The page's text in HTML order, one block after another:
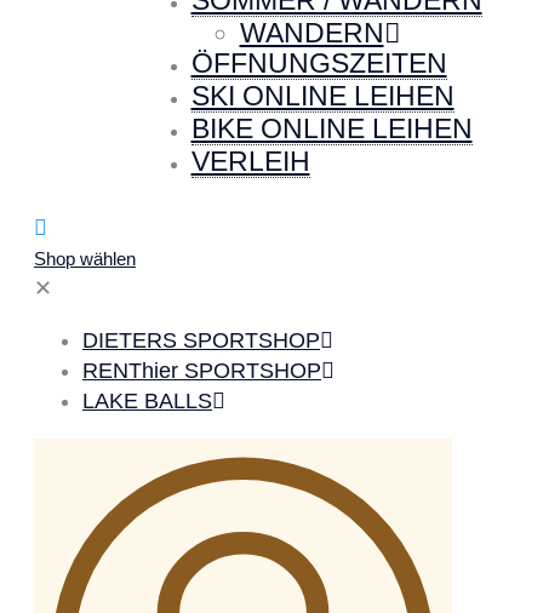
WANDERN
ÖFFNUNGSZEITEN
SKI ONLINE LEIHEN
BIKE ONLINE LEIHEN
VERLEIH
Shop wählen
✕
DIETERS SPORTSHOP
RENThier SPORTSHOP
LAKE BALLS